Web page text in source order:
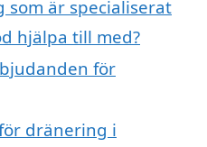
som är specialiserat
hjälpa till med?
för
dränering i